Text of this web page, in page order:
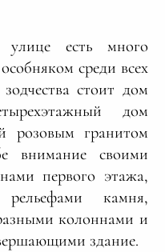
есть много
среди всех
стоит дом
дом
розовым гранитом
внимание своими
первого этажа,
камня,
колоннами и
здание.